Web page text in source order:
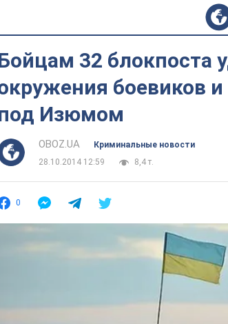
32 блокпоста
боевиков
Изюмом
OBOZ.UA
Криминальные новости
28.10.2014 12:59
8,4 т.
0